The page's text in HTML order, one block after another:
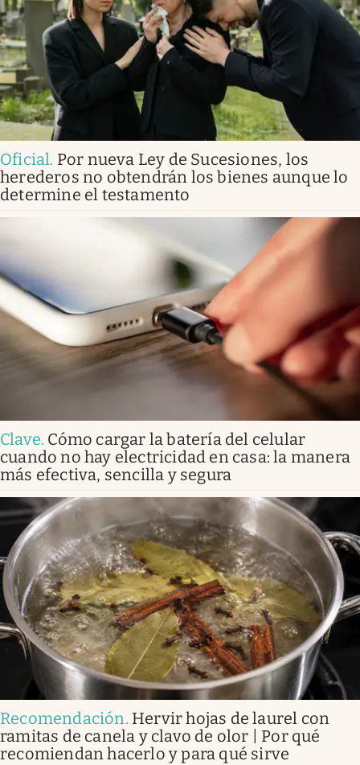
Oficial. Por nueva Ley de Sucesiones, los
herederos no obtendrán los bienes aunque lo
determine el testamento
Clave. Cómo cargar la batería del celular
cuando no hay electricidad en casa: la manera
más efectiva, sencilla y segura
Recomendación. Hervir hojas de laurel con
ramitas de canela y clavo de olor | Por qué
recomiendan hacerlo y para qué sirve